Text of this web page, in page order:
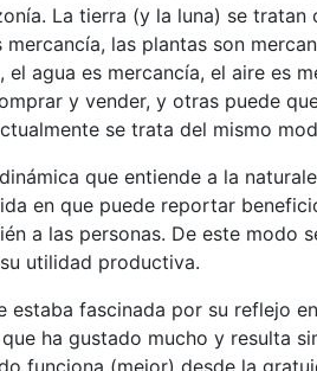
La tierra (y la luna) se tratan
las plantas son
el agua es mercancía, el aire es
y vender, y otras puede
se trata del mismo
que entiende a la
en que puede reportar
a las personas. De este modo
utilidad productiva.
estaba fascinada por su reflejo
ha gustado mucho y resulta
funciona (mejor) desde la